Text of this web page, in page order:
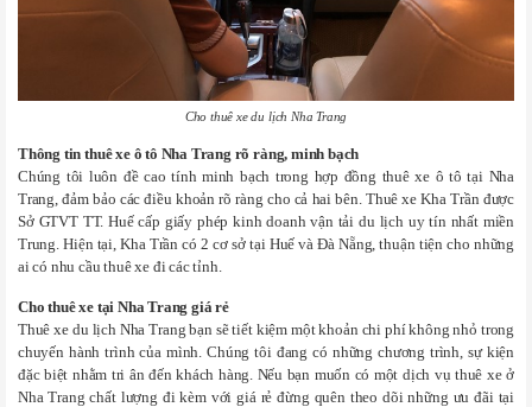
Cho thuê xe du lịch Nha Trang
Thông tin thuê xe ô tô Nha Trang rõ ràng, minh bạch
Chúng tôi luôn đề cao tính minh bạch trong hợp đồng thuê xe ô tô tại Nha
Trang, đảm bảo các điều khoản rõ ràng cho cả hai bên. Thuê xe Kha Trần được
Sở GTVT TT. Huế cấp giấy phép kinh doanh vận tải du lịch uy tín nhất miền
Trung. Hiện tại, Kha Trần có 2 cơ sở tại Huế và Đà Nẵng, thuận tiện cho những
ai có nhu cầu thuê xe đi các tỉnh.
Cho thuê xe tại Nha Trang giá rẻ
Thuê xe du lịch Nha Trang bạn sẽ tiết kiệm một khoản chi phí không nhỏ trong
chuyến hành trình của mình. Chúng tôi đang có những chương trình, sự kiện
đặc biệt nhằm tri ân đến khách hàng. Nếu bạn muốn có một dịch vụ thuê xe ở
Nha Trang chất lượng đi kèm với giá rẻ đừng quên theo dõi những ưu đãi tại